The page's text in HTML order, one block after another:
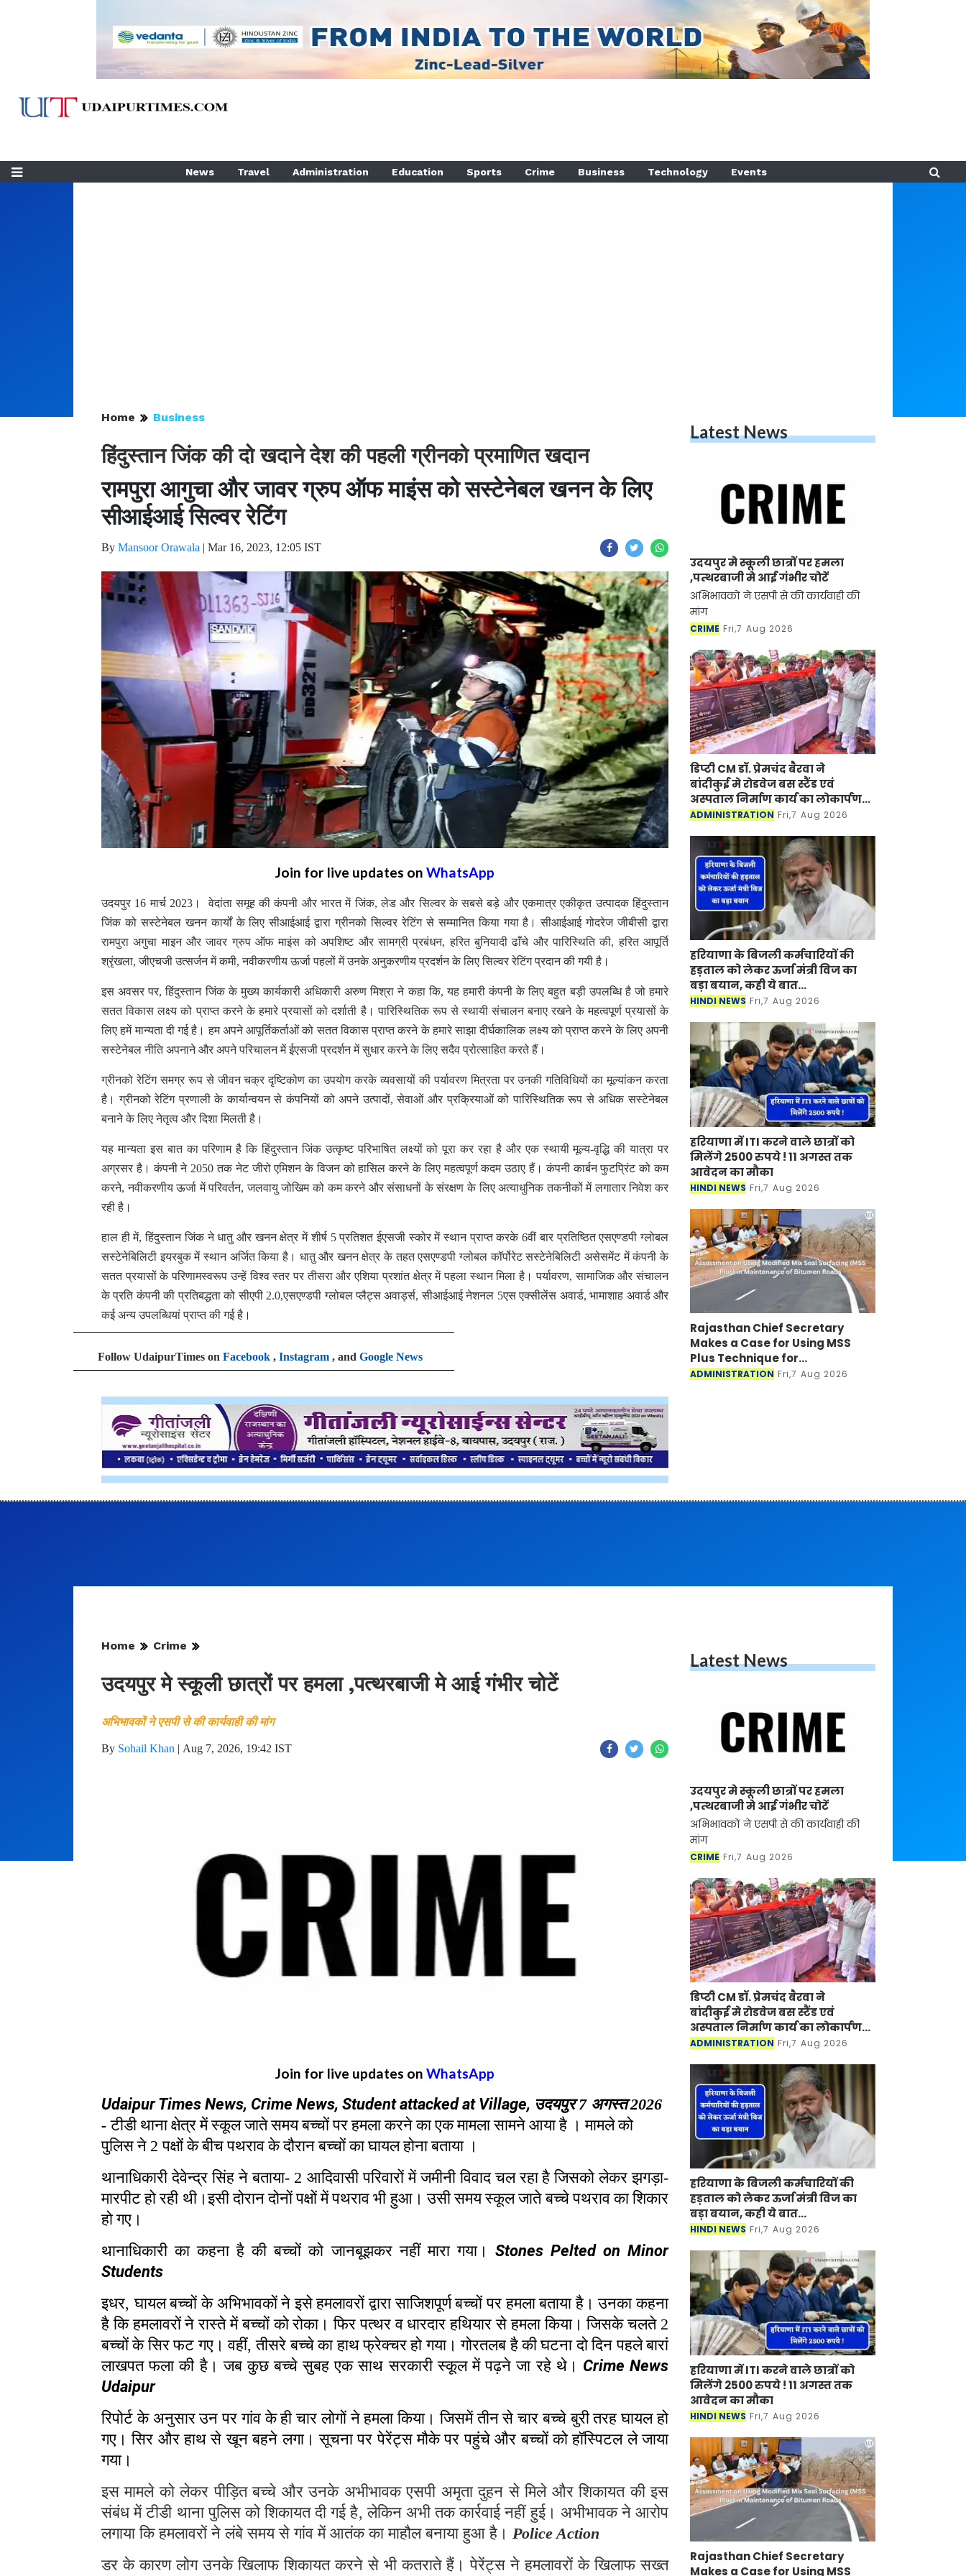
News Travel Administration Education Sports Crime Business Technology Events
Home Business
हिंदुस्तान जिंक की दो खदाने देश की पहली ग्रीनको प्रमाणित खदान
रामपुरा आगुचा और जावर ग्रुप ऑफ माइंस को सस्टेनेबल खनन के लिए
सीआईआई सिल्वर रेटिंग
By Mansoor Orawala | Mar 16, 2023, 12:05 IST
Join for live updates on WhatsApp
उदयपुर 16 मार्च 2023। वेदांता समूह की कंपनी और भारत में जिंक, लेड और सिल्वर के सबसे बड़े और एकमात्र एकीकृत उत्पादक हिंदुस्तान
जिंक को सस्टेनेबल खनन कार्यों के लिए सीआईआई द्वारा ग्रीनको सिल्वर रेटिंग से सम्मानित किया गया है। सीआईआई गोदरेज जीबीसी द्वारा
रामपुरा अगुचा माइन और जावर ग्रुप ऑफ माइंस को अपशिष्ट और सामग्री प्रबंधन, हरित बुनियादी ढाँचे और पारिस्थिति की, हरित आपूर्ति
श्रृंखला, जीएचजी उत्सर्जन में कमी, नवीकरणीय ऊर्जा पहलों में उनके अनुकरणीय प्रदर्शन के लिए सिल्वर रेटिंग प्रदान की गयी है।
इस अवसर पर, हिंदुस्तान जिंक के मुख्य कार्यकारी अधिकारी अरुण मिश्रा ने कहा कि, यह हमारी कंपनी के लिए बहुत बड़ी उपलब्धि है जो हमारे
सतत विकास लक्ष्य को प्राप्त करने के हमारे प्रयासों को दर्शाती है। पारिस्थितिक रूप से स्थायी संचालन बनाए रखने के महत्वपूर्ण प्रयासों के
लिए हमें मान्यता दी गई है। हम अपने आपूर्तिकर्ताओं को सतत विकास प्राप्त करने के हमारे साझा दीर्घकालिक लक्ष्य को प्राप्त करने के लिए अपनी
सस्टेनेबल नीति अपनाने और अपने परिचालन में ईएसजी प्रदर्शन में सुधार करने के लिए सदैव प्रोत्साहित करते हैं।
ग्रीनको रेटिंग समग्र रूप से जीवन चक्र दृष्टिकोण का उपयोग करके व्यवसायों की पर्यावरण मित्रता पर उनकी गतिविधियों का मूल्यांकन करता
है। ग्रीनको रेटिंग प्रणाली के कार्यान्वयन से कंपनियों को अपने उत्पादों, सेवाओं और प्रक्रियाओं को पारिस्थितिक रूप से अधिक सस्टेनेबल
बनाने के लिए नेतृत्व और दिशा मिलती है।
यह मान्यता इस बात का परिणाम है कि हिंदुस्तान जिंक उत्कृष्ट परिभाषित लक्ष्यों को पूरा कर रहा है और एक स्थायी मूल्य-वृद्धि की यात्रा पर
अग्रसर है। कंपनी ने 2050 तक नेट जीरो एमिशन के विजन को हासिल करने के लिए महत्वपूर्ण कदम उठाए हैं। कंपनी कार्बन फुटप्रिंट को कम
करने, नवीकरणीय ऊर्जा में परिवर्तन, जलवायु जोखिम को कम करने और संसाधनों के संरक्षण के लिए अत्याधुनिक तकनीकों में लगातार निवेश कर
रही है।
हाल ही में, हिंदुस्तान जिंक ने धातु और खनन क्षेत्र में शीर्ष 5 प्रतिशत ईएसजी स्कोर में स्थान प्राप्त करके 6वीं बार प्रतिष्ठित एसएण्डपी ग्लोबल
सस्टेनेबिलिटी इयरबुक में स्थान अर्जित किया है। धातु और खनन क्षेत्र के तहत एसएण्डपी ग्लोबल कॉर्पोरेट सस्टेनेबिलिटी असेसमेंट में कंपनी के
सतत प्रयासों के परिणामस्वरूप उन्हें विश्व स्तर पर तीसरा और एशिया प्रशांत क्षेत्र में पहला स्थान मिला है। पर्यावरण, सामाजिक और संचालन
के प्रति कंपनी की प्रतिबद्धता को सीएपी 2.0,एसएण्डपी ग्लोबल प्लैट्स अवार्ड्स, सीआईआई नेशनल 5एस एक्सीलेंस अवार्ड, भामाशाह अवार्ड और
कई अन्य उपलब्धियां प्राप्त की गई है।
Follow UdaipurTimes on Facebook , Instagram , and Google News
Latest News
उदयपुर मे स्कूली छात्रों पर हमला
,पत्थरबाजी मे आई गंभीर चोटें
अभिभावकों ने एसपी से की कार्यवाही की
मांग
CRIME Fri,7 Aug 2026
डिप्टी CM डॉ. प्रेमचंद बैरवा ने
बांदीकुई मे रोडवेज बस स्टैंड एवं
अस्पताल निर्माण कार्य का लोकार्पण-
शिलान्यास किया
ADMINISTRATION Fri,7 Aug 2026
हरियाणा के बिजली कर्मचारियों की
हड़ताल को लेकर ऊर्जा मंत्री विज का
बड़ा बयान, कही ये बात...
HINDI NEWS Fri,7 Aug 2026
हरियाणा में ITI करने वाले छात्रों को
मिलेंगे 2500 रुपये ! 11 अगस्त तक
आवेदन का मौका
HINDI NEWS Fri,7 Aug 2026
Rajasthan Chief Secretary
Makes a Case for Using MSS
Plus Technique for
Maintenance of Bitumen Roads
ADMINISTRATION Fri,7 Aug 2026
Home Crime
उदयपुर मे स्कूली छात्रों पर हमला ,पत्थरबाजी मे आई गंभीर चोटें
अभिभावकों ने एसपी से की कार्यवाही की मांग
By Sohail Khan | Aug 7, 2026, 19:42 IST
Join for live updates on WhatsApp
Udaipur Times News, Crime News, Student attacked at Village, उदयपुर7 अगस्त2026
-टीडी थाना क्षेत्र में स्कूल जाते समय बच्चों पर हमला करने का एक मामला सामने आया है । मामले को
पुलिस ने 2पक्षों के बीच पथराव के दौरान बच्चों का घायल होना बताया ।
थानाधिकारी देवेन्द्र सिंह ने बताया- 2आदिवासी परिवारों में जमीनी विवाद चल रहा है जिसको लेकर झगड़ा-
मारपीट हो रही थी।इसी दोरान दोनों पक्षों में पथराव भी हुआ। उसी समय स्कूल जाते बच्चे पथराव का शिकार
हो गए।
थानाधिकारी का कहना है की बच्चों को जानबूझकर नहीं मारा गया। Stones Pelted on Minor
Students
इधर,घायल बच्चों के अभिभावकों ने इसे हमलावरों द्वारा साजिशपूर्ण बच्चों पर हमला बताया है। उनका कहना
है कि हमलावरों ने रास्ते में बच्चों को रोका। फिर पत्थर व धारदार हथियार से हमला किया। जिसके चलते 2
बच्चों के सिर फट गए। वहीं,तीसरे बच्चे का हाथ फ्रेक्चर हो गया। गोरतलब है की घटना दो दिन पहले बारां
लाखपत फला की है। जब कुछ बच्चे सुबह एक साथ सरकारी स्कूल में पढ़ने जा रहे थे। Crime News
Udaipur
रिपोर्ट के अनुसार उन पर गांव के ही चार लोगों ने हमला किया। जिसमें तीन से चार बच्चे बुरी तरह घायल हो
गए। सिर और हाथ से खून बहने लगा। सूचना पर पेरेंट्स मौके पर पहुंचे और बच्चों को हॉस्पिटल ले जाया
गया।
इस मामले को लेकर पीड़ित बच्चे और उनके अभीभावक एसपी अमृता दुहन से मिले और शिकायत की इस
संबंध में टीडी थाना पुलिस को शिकायत दी गई है,लेकिन अभी तक कार्रवाई नहीं हुई। अभीभावक ने आरोप
लगाया कि हमलावरों ने लंबे समय से गांव में आतंक का माहौल बनाया हुआ है। Police Action
डर के कारण लोग उनके खिलाफ शिकायत करने से भी कतराते हैं। पेरेंट्स ने हमलावरों के खिलाफ सख्त
Latest News
उदयपुर मे स्कूली छात्रों पर हमला
,पत्थरबाजी मे आई गंभीर चोटें
अभिभावकों ने एसपी से की कार्यवाही की
मांग
CRIME Fri,7 Aug 2026
डिप्टी CM डॉ. प्रेमचंद बैरवा ने
बांदीकुई मे रोडवेज बस स्टैंड एवं
अस्पताल निर्माण कार्य का लोकार्पण-
शिलान्यास किया
ADMINISTRATION Fri,7 Aug 2026
हरियाणा के बिजली कर्मचारियों की
हड़ताल को लेकर ऊर्जा मंत्री विज का
बड़ा बयान, कही ये बात...
HINDI NEWS Fri,7 Aug 2026
हरियाणा में ITI करने वाले छात्रों को
मिलेंगे 2500 रुपये ! 11 अगस्त तक
आवेदन का मौका
HINDI NEWS Fri,7 Aug 2026
Rajasthan Chief Secretary
Makes a Case for Using MSS